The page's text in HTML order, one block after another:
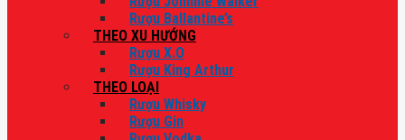
Rượu Ballantine’s
THEO XU HƯỚNG
Rượu X.O
Rượu King Arthur
THEO LOẠI
Rượu Whisky
Rượu Gin